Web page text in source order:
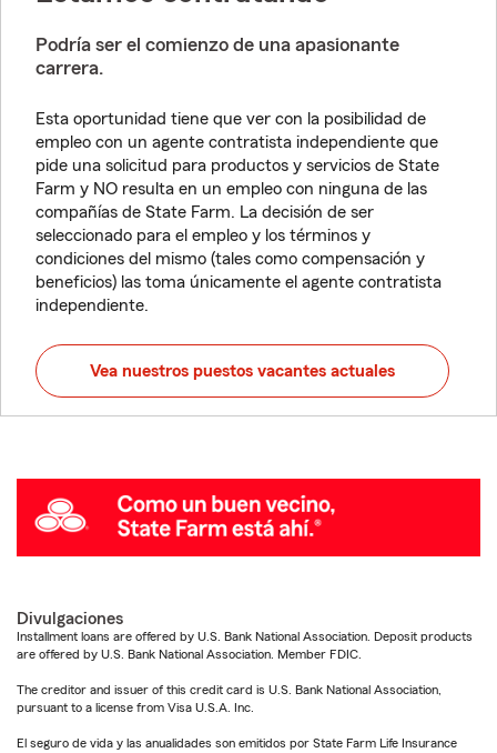
Podría ser el comienzo de una apasionante
carrera.
Esta oportunidad tiene que ver con la posibilidad de
empleo con un agente contratista independiente que
pide una solicitud para productos y servicios de State
Farm y NO resulta en un empleo con ninguna de las
compañías de State Farm. La decisión de ser
seleccionado para el empleo y los términos y
condiciones del mismo (tales como compensación y
beneficios) las toma únicamente el agente contratista
independiente.
Vea nuestros puestos vacantes actuales
Divulgaciones
Installment loans are offered by U.S. Bank National Association. Deposit products
are offered by U.S. Bank National Association. Member FDIC.
The creditor and issuer of this credit card is U.S. Bank National Association,
pursuant to a license from Visa U.S.A. Inc.
El seguro de vida y las anualidades son emitidos por State Farm Life Insurance